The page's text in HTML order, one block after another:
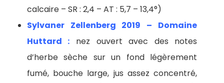
calcaire – SR : 2,4 – AT : 5,7 – 13,4°)
Sylvaner Zellenberg 2019 – Domaine
Huttard : nez ouvert avec des notes
d’herbe sèche sur un fond légèrement
fumé, bouche large, jus assez concentré,